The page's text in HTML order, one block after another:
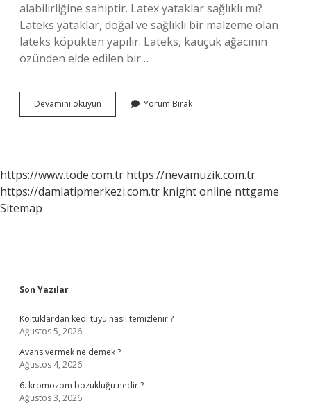
alabilirliğine sahiptir. Latex yataklar sağlıklı mı?
Lateks yataklar, doğal ve sağlıklı bir malzeme olan
lateks köpükten yapılır. Lateks, kauçuk ağacının
özünden elde edilen bir…
Devamını okuyun
Ve
Yorum Bırak
https://www.tode.com.tr https://nevamuzik.com.tr
https://damlatipmerkezi.com.tr knight online nttgame
Sitemap
Sidebar
Son Yazılar
Koltuklardan kedi tüyü nasıl temizlenir ?
Ağustos 5, 2026
Avans vermek ne demek ?
Ağustos 4, 2026
6. kromozom bozukluğu nedir ?
Ağustos 3, 2026